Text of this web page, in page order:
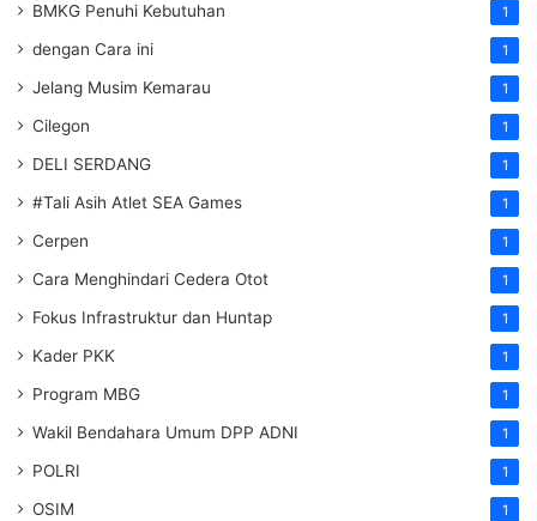
BMKG Penuhi Kebutuhan 1
dengan Cara ini 1
Jelang Musim Kemarau 1
Cilegon 1
DELI SERDANG 1
#Tali Asih Atlet SEA Games 1
Cerpen 1
Cara Menghindari Cedera Otot 1
Fokus Infrastruktur dan Huntap 1
Kader PKK 1
Program MBG 1
Wakil Bendahara Umum DPP ADNI 1
POLRI 1
OSIM 1